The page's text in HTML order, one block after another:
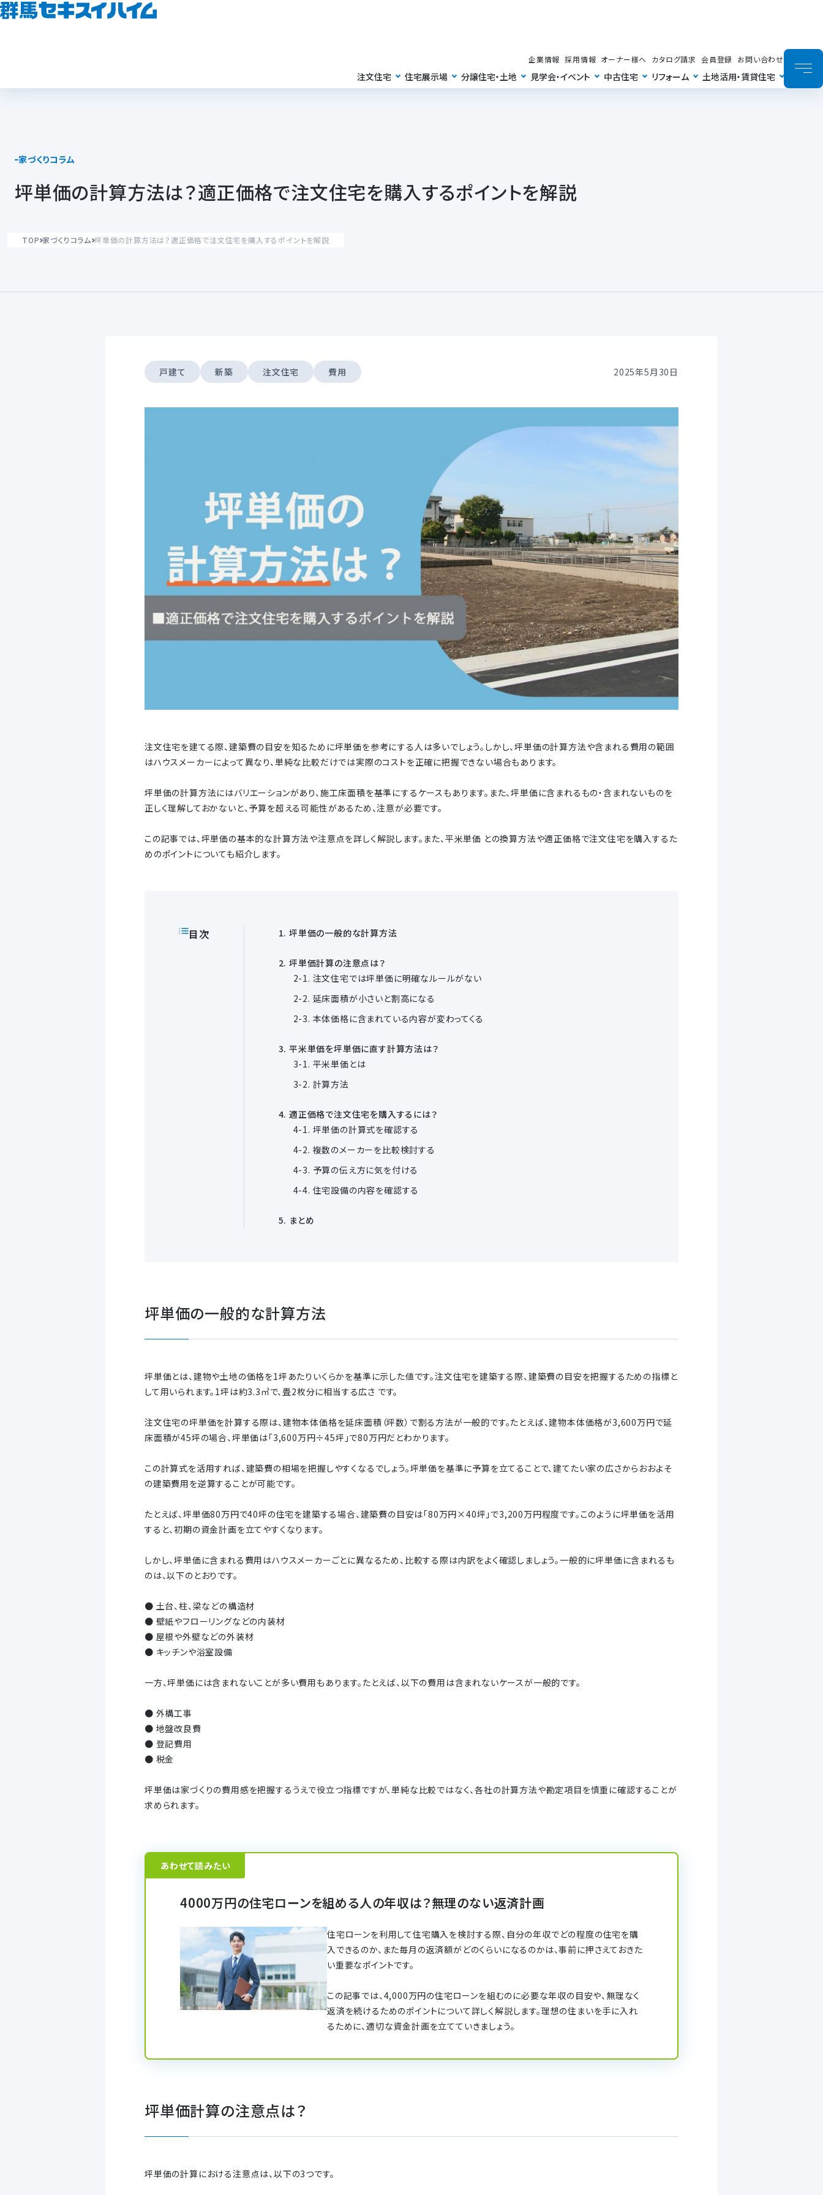
注文住宅 住宅展示場 分譲住宅・土地 見学会・イベント 中古住宅 リフォーム 土地活用・賃貸住宅
企業情報 採用情報 オーナー様へ カタログ請求 会員登録 お問い合わせ
家づくりコラム
坪単価の計算方法は？適正価格で注文住宅を購入するポイントを解説
TOP 家づくりコラム 坪単価の計算方法は？適正価格で注文住宅を購入するポイントを解説
戸建て 新築 注文住宅 費用 2025年5月30日
注文住宅を建てる際、建築費の目安を知るために坪単価を参考にする人は多いでしょう。しかし、坪単価の計算方法や含まれる費用の範囲
はハウスメーカーによって異なり、単純な比較だけでは実際のコストを正確に把握できない場合もあります。
坪単価の計算方法にはバリエーションがあり、施工床面積を基準にするケースもあります。また、坪単価に含まれるもの・含まれないものを
正しく理解しておかないと、予算を超える可能性があるため、注意が必要です。
この記事では、坪単価の基本的な計算方法や注意点を詳しく解説します。また、平米単価 との換算方法や適正価格で注文住宅を購入するた
めのポイントについても紹介します。
目次 坪単価の一般的な計算方法
坪単価計算の注意点は？
注文住宅では坪単価に明確なルールがない
延床面積が小さいと割高になる
本体価格に含まれている内容が変わってくる
平米単価を坪単価に直す計算方法は？
平米単価とは
計算方法
適正価格で注文住宅を購入するには？
坪単価の計算式を確認する
複数のメーカーを比較検討する
予算の伝え方に気を付ける
住宅設備の内容を確認する
まとめ
坪単価の一般的な計算方法
坪単価とは、建物や土地の価格を1坪あたりいくらかを基準に示した値です。注文住宅を建築する際、建築費の目安を把握するための指標と
して用いられます。1坪は約3.3㎡で、畳2枚分に相当する広さ です。
注文住宅の坪単価を計算する際は、建物本体価格を延床面積（坪数）で割る方法が一般的です。たとえば、建物本体価格が3,600万円で延
床面積が45坪の場合、坪単価は「3,600万円÷45坪」で80万円だとわかります。
この計算式を活用すれば、建築費の相場を把握しやすくなるでしょう。坪単価を基準に予算を立てることで、建てたい家の広さからおおよそ
の建築費用を逆算することが可能です。
たとえば、坪単価80万円で40坪の住宅を建築する場合、建築費の目安は「80万円×40坪」で3,200万円程度です。このように坪単価を活用
すると、初期の資金計画を立てやすくなります。
しかし、坪単価に含まれる費用はハウスメーカーごとに異なるため、比較する際は内訳をよく確認しましょう。一般的に坪単価に含まれるも
のは、以下のとおりです。
● 土台、柱、梁などの構造材
● 壁紙やフローリングなどの内装材
● 屋根や外壁などの外装材
● キッチンや浴室設備
一方、坪単価には含まれないことが多い費用もあります。たとえば、以下の費用は含まれないケースが一般的です。
● 外構工事
● 地盤改良費
● 登記費用
● 税金
坪単価は家づくりの費用感を把握するうえで役立つ指標ですが、単純な比較ではなく、各社の計算方法や勘定項目を慎重に確認することが
求められます。
あわせて読みたい
4000万円の住宅ローンを組める人の年収は？無理のない返済計画
住宅ローンを利用して住宅購入を検討する際、自分の年収でどの程度の住宅を購
入できるのか、また毎月の返済額がどのくらいになるのかは、事前に押さえておきた
い重要なポイントです。
この記事では、4,000万円の住宅ローンを組むのに必要な年収の目安や、無理なく
返済を続けるためのポイントについて詳しく解説します。理想の住まいを手に入れ
るために、適切な資金計画を立てていきましょう。
坪単価計算の注意点は？
坪単価の計算における注意点は、以下の3つです。